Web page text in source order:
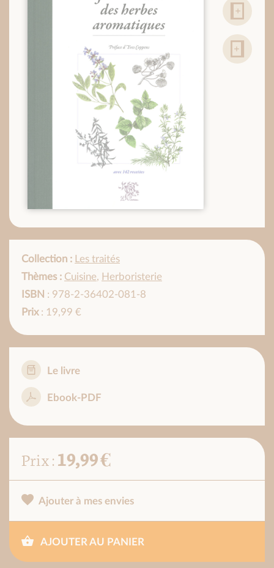
Collection : Les traités
Thèmes : Cuisine, Herboristerie
ISBN : 978-2-36402-081-8
Prix: 19,99 €
Le livre
Ebook-PDF
Prix :19,99 €
Ajouter à mes envies
AJOUTER AU PANIER